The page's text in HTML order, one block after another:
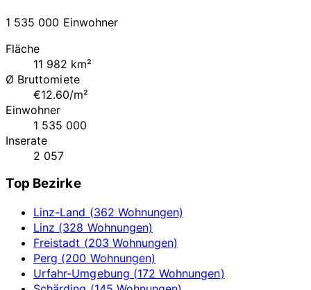
1 535 000 Einwohner
Fläche
11 982 km²
Ø Bruttomiete
€12.60/m²
Einwohner
1 535 000
Inserate
2 057
Top Bezirke
Linz-Land (362 Wohnungen)
Linz (328 Wohnungen)
Freistadt (203 Wohnungen)
Perg (200 Wohnungen)
Urfahr-Umgebung (172 Wohnungen)